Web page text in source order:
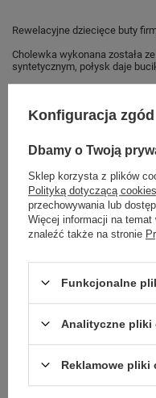
Rewelacyjne dziecięce buty
Cholewka wykonana została
syntetycznym, połysk daje
Podeszwa wykonana ze
i wygodę.
Konfiguracja zgód
Dbamy o Twoją
Sklep korzysta z plików
Polityką dotyczącą cookies
przechowywania lub
Więcej informacji na
znaleźć także na stronie
Funkcjonalne
Analityczne pliki
Reklamowe pliki